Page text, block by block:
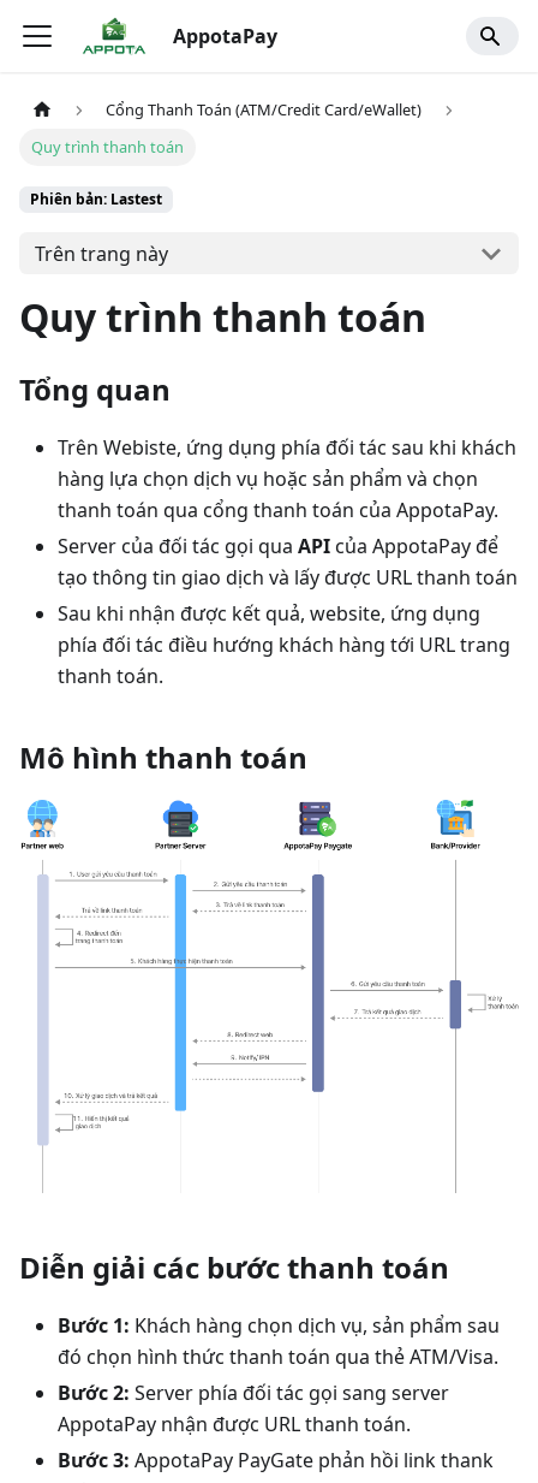
AppotaPay
Cổng Thanh Toán (ATM/Credit Card/eWallet)
Quy trình thanh toán
Phiên bản: Lastest
Trên trang này
Quy trình thanh toán
Tổng quan
Trên Webiste, ứng dụng phía đối tác sau khi khách
hàng lựa chọn dịch vụ hoặc sản phẩm và chọn
thanh toán qua cổng thanh toán của AppotaPay.
Server của đối tác gọi qua APIcủa AppotaPay để
tạo thông tin giao dịch và lấy được URL thanh toán
Sau khi nhận được kết quả, website, ứng dụng
phía đối tác điều hướng khách hàng tới URL trang
thanh toán.
Mô hình thanh toán
Diễn giải các bước thanh toán
Bước 1: Khách hàng chọn dịch vụ, sản phẩm sau
đó chọn hình thức thanh toán qua thẻ ATM/Visa.
Bước 2: Server phía đối tác gọi sang server
AppotaPay nhận được URL thanh toán.
Bước 3: AppotaPay PayGate phản hồi link thank